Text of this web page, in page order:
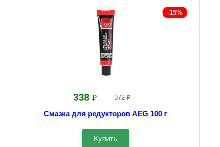
-15%
338 ₽ 372 ₽
Смазка для редукторов AEG 100 г
Купить